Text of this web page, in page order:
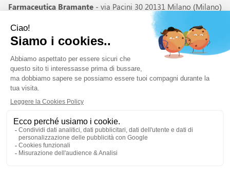
Farmaceutica Bramante - via Pacini 30 20131 Milano (Milano)
Tel.: 022663818
01032620153 | Numero R.E.A.:
Powered by Prenofa Web Design Fulcri srl